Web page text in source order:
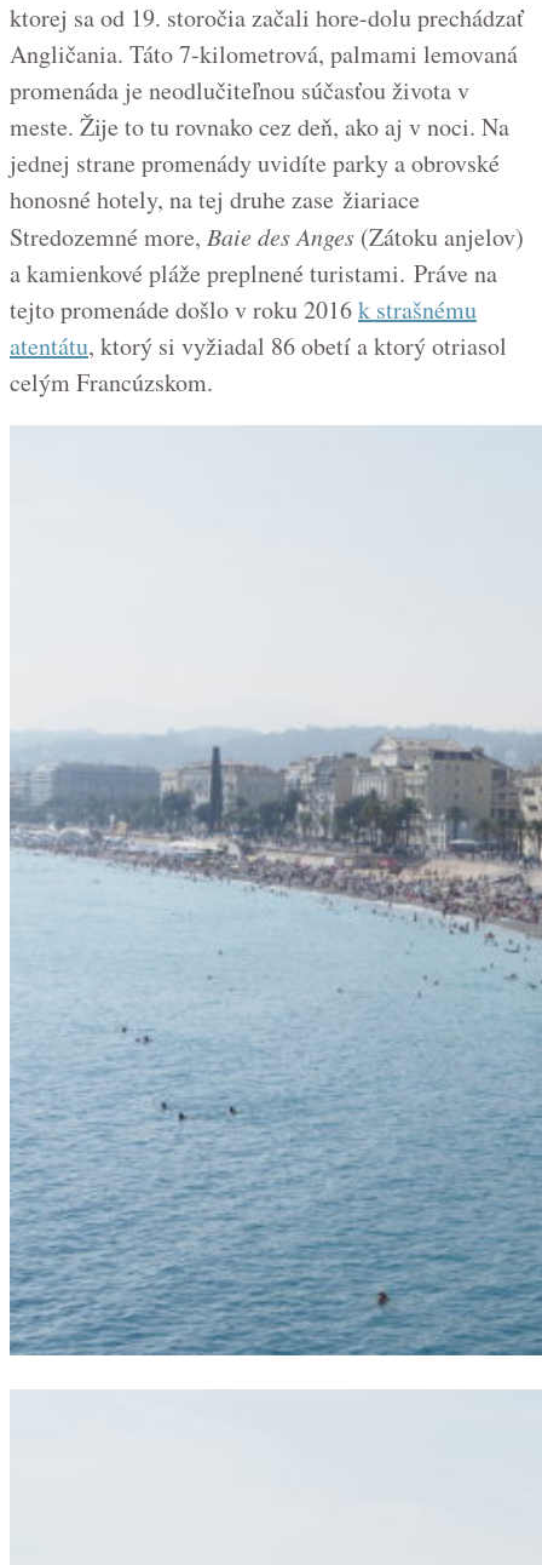
ktorej sa od 19. storočia začali hore-dolu prechádzať
Angličania. Táto 7-kilometrová, palmami lemovaná
promenáda je neodlučiteľnou súčasťou života v
meste. Žije to tu rovnako cez deň, ako aj v noci. Na
jednej strane promenády uvidíte parky a obrovské
honosné hotely, na tej druhe zase žiariace
Stredozemné more, Baie des Anges (Zátoku anjelov)
a kamienkové pláže preplnené turistami. Práve na
tejto promenáde došlo v roku 2016k strašnému
atentátu, ktorý si vyžiadal 86 obetí a ktorý otriasol
celým Francúzskom.